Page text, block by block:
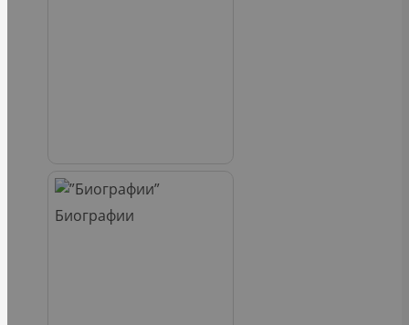
Биографии